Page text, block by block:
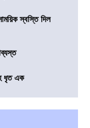
স্বস্তি দিল
ধৃত এক